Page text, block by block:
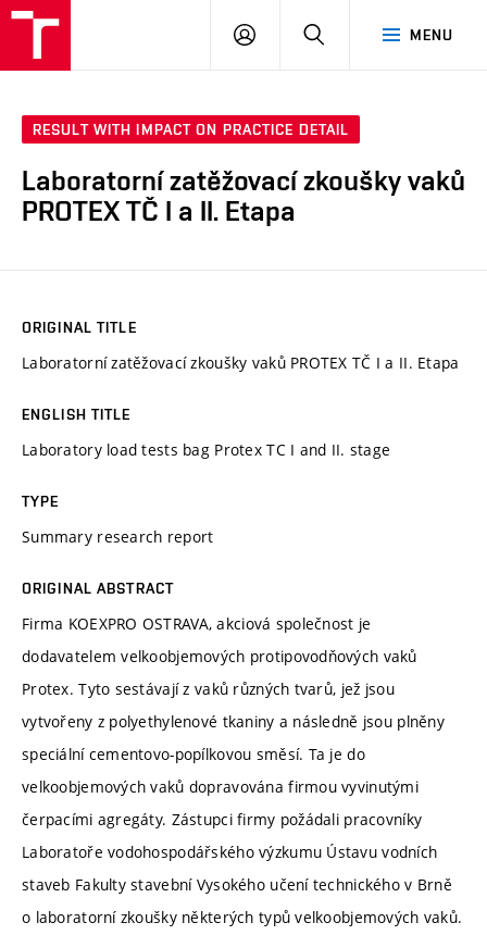
MENU
LOG
SEARCH
RESULT WITH IMPACT ON PRACTICE DETAIL
Laboratorní zatěžovací zkoušky vaků
PROTEX TČ I a II. Etapa
ORIGINAL TITLE
Laboratorní zatěžovací zkoušky vaků PROTEX TČ I a II. Etapa
ENGLISH TITLE
Laboratory load tests bag Protex TC I and II. stage
TYPE
Summary research report
ORIGINAL ABSTRACT
Firma KOEXPRO OSTRAVA, akciová společnost je
dodavatelem velkoobjemových protipovodňových vaků
Protex. Tyto sestávají z vaků různých tvarů, jež jsou
vytvořeny z polyethylenové tkaniny a následně jsou plněny
speciální cementovo-popílkovou směsí. Ta je do
velkoobjemových vaků dopravována firmou vyvinutými
čerpacími agregáty. Zástupci firmy požádali pracovníky
Laboratoře vodohospodářského výzkumu Ústavu vodních
staveb Fakulty stavební Vysokého učení technického v Brně
o laboratorní zkoušky některých typů velkoobjemových vaků.